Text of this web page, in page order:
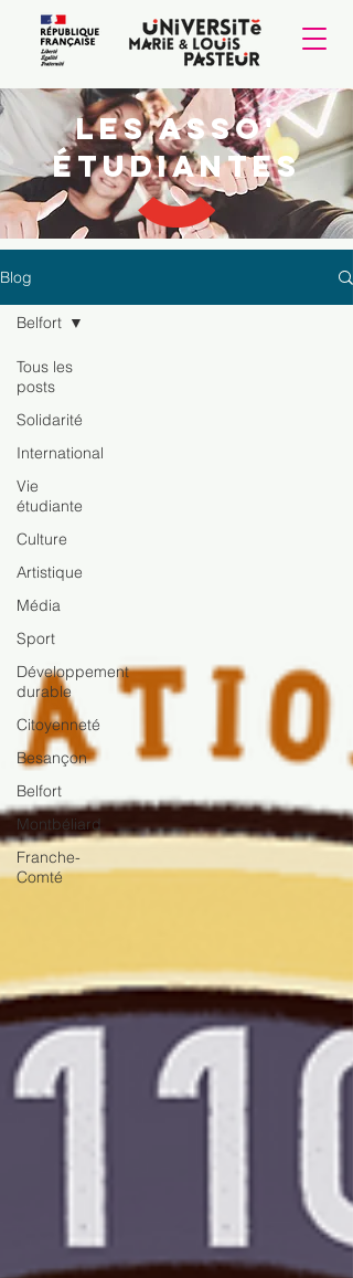
Les Asso'
étudiantes
Blog
Tous les
posts
Solidarité
International
Vie
étudiante
Culture
Artistique
Média
Sport
Développement
durable
Citoyenneté
Besançon
Belfort
Montbéliard
Franche-
Comté
Belfort